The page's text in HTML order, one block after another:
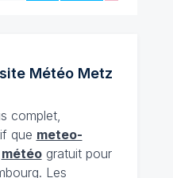
MétéoMetz
complet,
que meteo-
météogratuit pour
Les